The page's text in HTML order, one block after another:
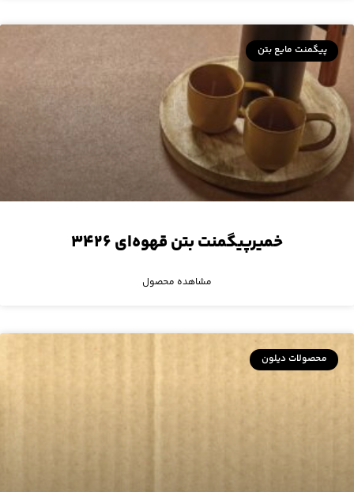
پیگمنت مایع بتن
خمیرپیگمنت بتن قهوه‌ای ۳۴۲۶
مشاهده محصول
محصولات دیلون